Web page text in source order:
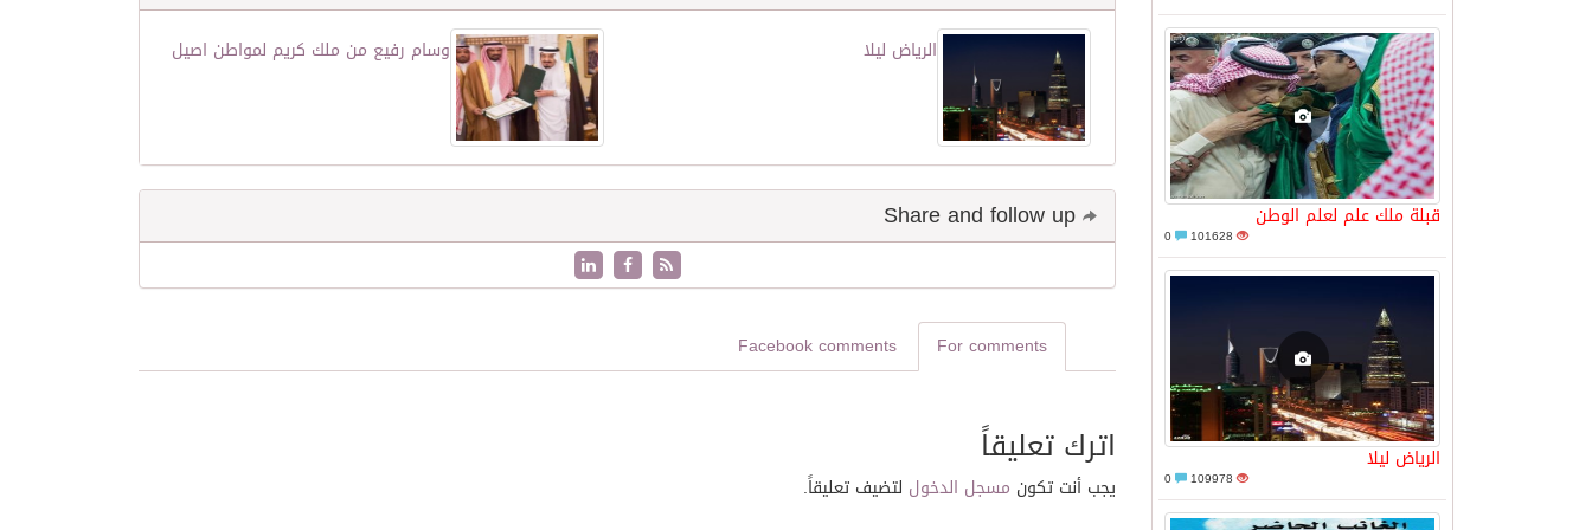
قبلة ملك علم لعلم الوطن
101628
الرياض ليلا
109978
وسام رفيع من ملك كريم لمواطن اصيل
الرياض ليلا
For comments
Facebook comments
اترك تعليقاً
يجب أنت تكون مسجل الدخول لتضيف تعليقاً.